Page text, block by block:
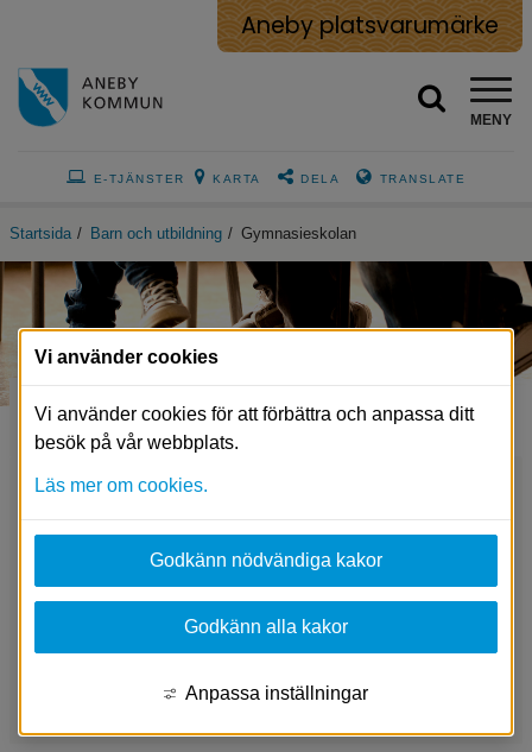
Aneby platsvarumärke
MENY
E-TJÄNSTER KARTA DELA TRANSLATE
Startsida / Barn och utbildning / Gymnasieskolan
Gymnasieskolan
Gymnasieskolor
Inackorderingstillägg och resebidrag
Vi använder cookies
Vi använder cookies för att förbättra och anpassa ditt
besök på vår webbplats.
Läs mer om cookies.
Godkänn nödvändiga kakor
Godkänn alla kakor
Anpassa inställningar